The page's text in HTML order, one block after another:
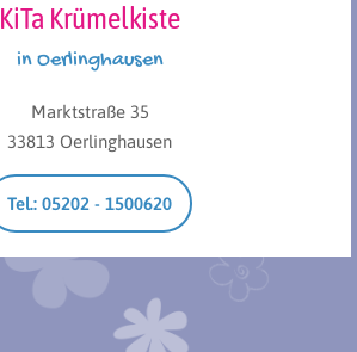
KiTa Krümelkiste
in Oerlinghausen
Marktstraße 35
33813 Oerlinghausen
Tel.: 05202 - 1500620